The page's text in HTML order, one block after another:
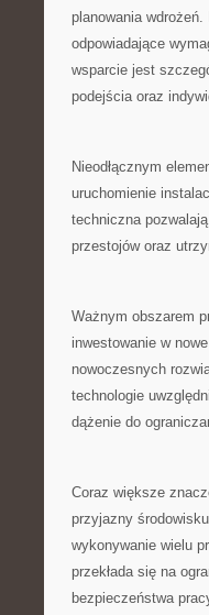
planowania
odpowiadające
wsparcie jest
podejścia oraz
Nieodłącznym
uruchomienie
techniczna
przestojów oraz
Ważnym obszarem
inwestowanie w
nowoczesnych
technologie
dążenie do
Coraz większe
przyjazny
wykonywanie wielu
przekłada się na
bezpieczeństwa